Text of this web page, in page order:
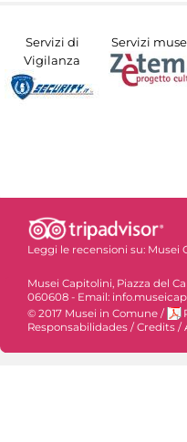
Servizi di
Vigilanza
Servizi
Leggi le recensioni su: Musei
Musei Capitolini, Piazza del
060608 - Email:
© 2017 Musei in Comune /
Responsabilidades / Credits /